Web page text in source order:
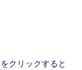
クリックすると